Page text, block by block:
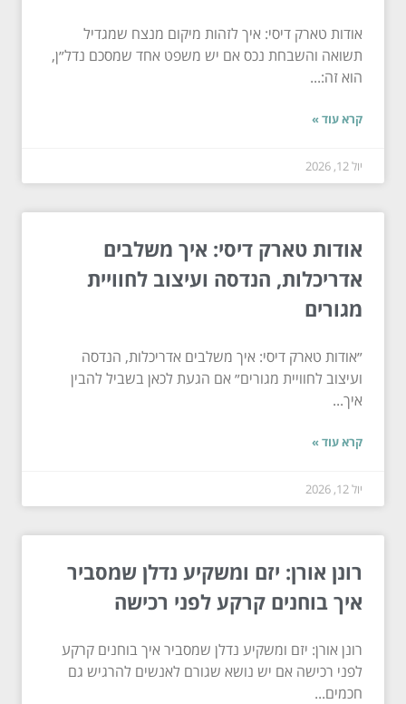
אודות טארק דיסי: איך לזהות מיקום מנצח שמגדיל
תשואה והשבחת נכס אם יש משפט אחד שמסכם נדל״ן,
הוא זה:...
קרא עוד »
יול 12, 2026
אודות טארק דיסי: איך משלבים
אדריכלות, הנדסה ועיצוב לחוויית
מגורים
״אודות טארק דיסי: איך משלבים אדריכלות, הנדסה
ועיצוב לחוויית מגורים״ אם הגעת לכאן בשביל להבין
איך...
קרא עוד »
יול 12, 2026
רונן אורן: יזם ומשקיע נדלן שמסביר
איך בוחנים קרקע לפני רכישה
רונן אורן: יזם ומשקיע נדלן שמסביר איך בוחנים קרקע
לפני רכישה אם יש נושא שגורם לאנשים להרגיש גם
חכמים...